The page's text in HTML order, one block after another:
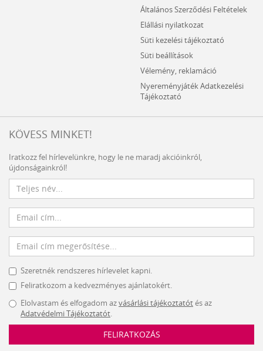
Általános Szerződési Feltételek
Elállási nyilatkozat
Süti kezelési tájékoztató
Süti beállítások
Vélemény, reklamáció
Nyereményjáték Adatkezelési
Tájékoztató
KÖVESS MINKET!
Iratkozz fel hírlevelünkre, hogy le ne maradj akcióinkról,
újdonságainkról!
Szeretnék rendszeres hírlevelet kapni.
Feliratkozom a kedvezményes ajánlatokért.
Elolvastam és elfogadom azvásárlási tájékoztatótés az
Adatvédelmi Tájékoztatót.
FELIRATKOZÁS